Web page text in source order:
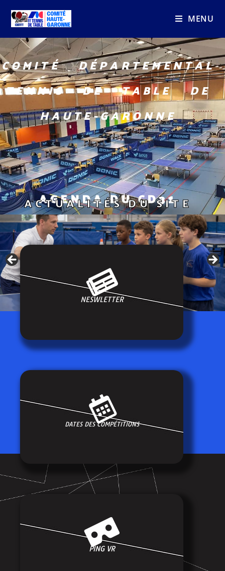
MENU
COMITÉ DÉPARTEMENTAL
TENNIS DE TABLE DE
HAUTE-GARONNE
AGENDA DU CD31
ACTUALITÉS DU SITE
NESWLETTER
DATES DES COMPÉTITIONS
PING VR